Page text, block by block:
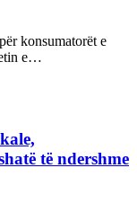
konsumatorët e
e…
të ndershme